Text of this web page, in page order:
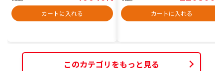
カートに入れる
カートに入れる
このカテゴリをもっと見る